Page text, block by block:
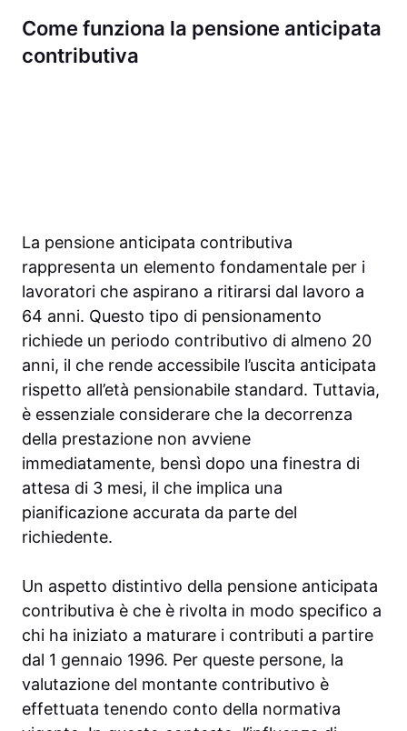
Come funziona la pensione anticipata
contributiva
La pensione anticipata contributiva
rappresenta un elemento fondamentale per i
lavoratori che aspirano a ritirarsi dal lavoro a
64 anni. Questo tipo di pensionamento
richiede un periodo contributivo di almeno 20
anni, il che rende accessibile l’uscita anticipata
rispetto all’età pensionabile standard. Tuttavia,
è essenziale considerare che la decorrenza
della prestazione non avviene
immediatamente, bensì dopo una finestra di
attesa di 3 mesi, il che implica una
pianificazione accurata da parte del
richiedente.
Un aspetto distintivo della pensione anticipata
contributiva è che è rivolta in modo specifico a
chi ha iniziato a maturare i contributi a partire
dal 1 gennaio 1996. Per queste persone, la
valutazione del montante contributivo è
effettuata tenendo conto della normativa